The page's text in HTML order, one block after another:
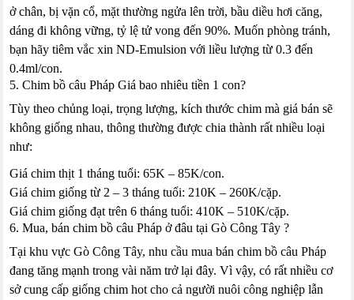
ở chân, bị vặn cổ, mặt thường ngửa lên trời, bầu diều hơi căng,
dáng đi không vững, tỷ lệ tử vong đến 90%. Muốn phòng tránh,
bạn hãy tiêm vắc xin ND-Emulsion với liều lượng từ 0.3 đến
0.4ml/con.
5. Chim bồ câu Pháp Giá bao nhiêu tiền 1 con?
Tùy theo chủng loại, trọng lượng, kích thước chim mà giá bán sẽ
không giống nhau, thông thường được chia thành rất nhiều loại
như:
Giá chim thịt 1 tháng tuổi: 65K – 85K/con.
Giá chim giống từ 2 – 3 tháng tuổi: 210K – 260K/cặp.
Giá chim giống đạt trên 6 tháng tuổi: 410K – 510K/cặp.
6. Mua, bán chim bồ câu Pháp ở đâu tại Gò Công Tây ?
Tại khu vực Gò Công Tây, nhu cầu mua bán chim bồ câu Pháp
đang tăng mạnh trong vài năm trở lại đây. Vì vậy, có rất nhiều cơ
sở cung cấp giống chim hot cho cả người nuôi công nghiệp lẫn